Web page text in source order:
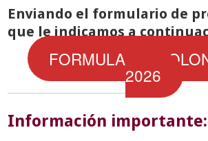
Enviando el formulario de
que le indicamos a
FORMULARIO
2026
Información importante: